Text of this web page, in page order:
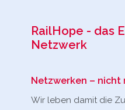
RailHope - das
Netzwerk
Netzwerken – nicht
Wir leben damit die